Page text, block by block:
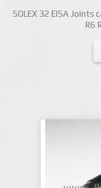
SOLEX 32 EISA Joints
R6